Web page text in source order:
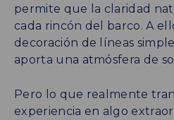
permite que la claridad
cada rincón del barco. A
decoración de líneas
aporta una atmósfera de
Pero lo que realmente
experiencia en algo